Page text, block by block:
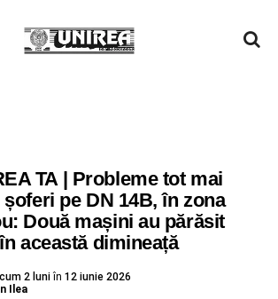
TA | Probleme tot mai
pe DN 14B, în zona
Două mașini au părăsit
această dimineață
2 luni în 12 iunie 2026
Ilea